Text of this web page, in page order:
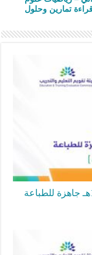
تمارين وحلول
خطة تهيئة الطلاب لاختبار نافس لعام 1446هـ جاهزة للطباعة